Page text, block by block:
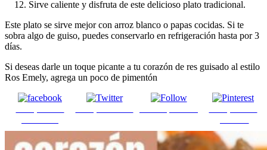
Sirve caliente y disfruta de este delicioso plato tradicional.
Este plato se sirve mejor con arroz blanco o papas cocidas. Si te
sobra algo de guiso, puedes conservarlo en refrigeración hasta por 3
días.
Si deseas darle un toque picante a tu corazón de res guisado al estilo
Ros Emely, agrega un poco de pimentón